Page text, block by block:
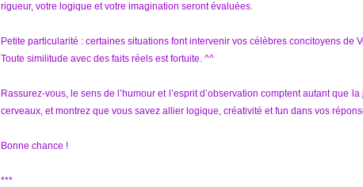
rigueur, votre logique et votre imagination seront évaluées.
Petite particularité : certaines situations font intervenir vos célèbres concitoyens de
Toute similitude avec des faits réels est fortuite. ^^
Rassurez-vous, le sens de l’humour et l’esprit d’observation comptent autant que
cerveaux, et montrez que vous savez allier logique, créativité et fun dans vos
Bonne chance !
***